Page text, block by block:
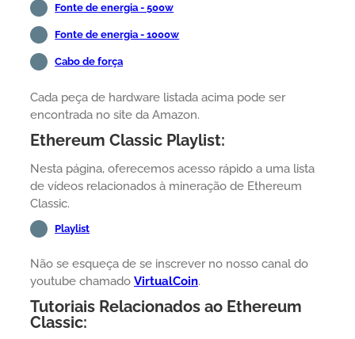
Fonte de energia - 500w
Fonte de energia - 1000w
Cabo de força
Cada peça de hardware listada acima pode ser
encontrada no site da Amazon.
Ethereum Classic Playlist:
Nesta página, oferecemos acesso rápido a uma lista
de vídeos relacionados à mineração de Ethereum
Classic.
Playlist
Não se esqueça de se inscrever no nosso canal do
youtube chamado VirtualCoin.
Tutoriais Relacionados ao Ethereum
Classic: